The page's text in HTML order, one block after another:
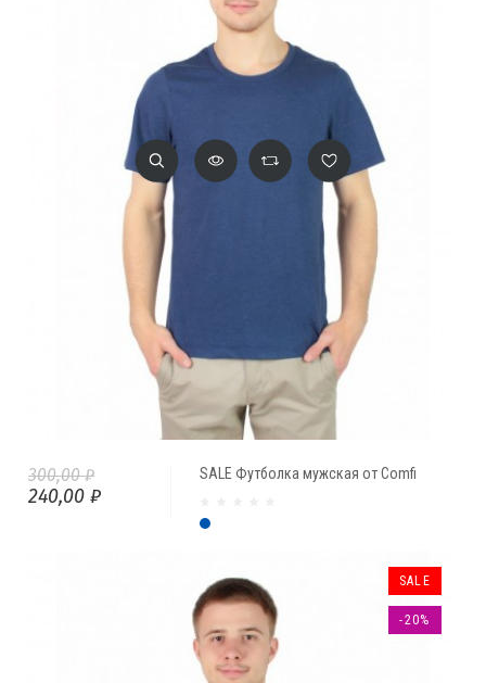
SALE Футболка мужская от Comfi
300,00 ₽
240,00 ₽
Индиго
SALE
-20%